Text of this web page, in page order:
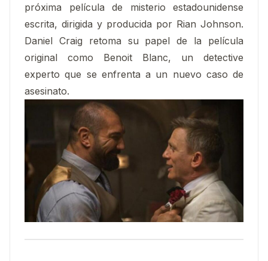
próxima película de misterio estadounidense
escrita, dirigida y producida por Rian Johnson.
Daniel Craig retoma su papel de la película
original como Benoit Blanc, un detective
experto que se enfrenta a un nuevo caso de
asesinato.